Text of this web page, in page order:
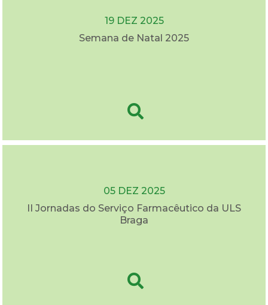
19 DEZ 2025
Semana de Natal 2025
05 DEZ 2025
II Jornadas do Serviço Farmacêutico da ULS
Braga